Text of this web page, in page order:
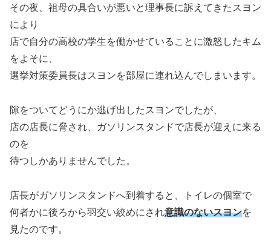
その夜、祖母の具合いが悪いと理事長に訴えてきたスヨン
により
店で自分の高校の学生を働かせていることに激怒したキム
をよそに、
選挙対策委員長はスヨンを部屋に連れ込んでしまいます。
隙をついてどうにか逃げ出したスヨンでしたが、
店の店長に脅され、ガソリンスタンドで店長が迎えに来る
のを
待つしかありませんでした。
店長がガソリンスタンドへ到着すると、トイレの個室で
何者かに後ろから羽交い絞めにされ意識のないスヨンを
見たのです。